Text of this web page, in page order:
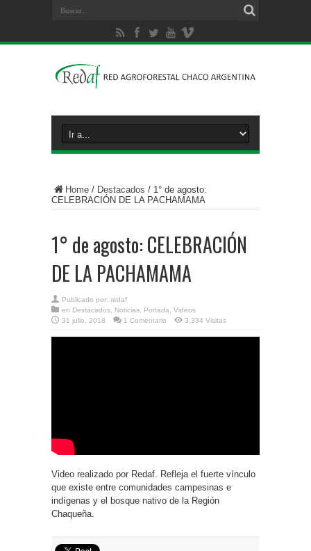
Home / Destacados / 1° de agosto:
CELEBRACIÓN DE LA PACHAMAMA
1° de agosto: CELEBRACIÓN
DE LA PACHAMAMA
Publicado por: redaf
en Destacados Noticias Portada
Videos
31 julio, 2018
1 Comentario 3,334 Visitas
Video realizado por Redaf. Refleja el fuerte vínculo
que existe entre comunidades campesinas e
indígenas y el bosque nativo de la Región
Chaqueña.